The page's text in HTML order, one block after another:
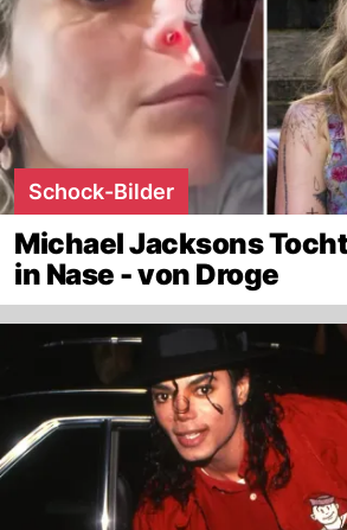
Schock-Bilder
Michael Jacksons
in Nase - von Droge